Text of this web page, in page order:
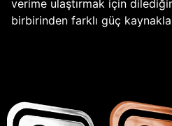
verime ulaştırmak için
birbirinden farklı güç